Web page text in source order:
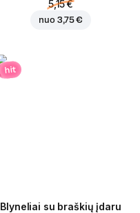
5,15 €
nuo 3,75 €
hit
Blyneliai su braškių įdaru